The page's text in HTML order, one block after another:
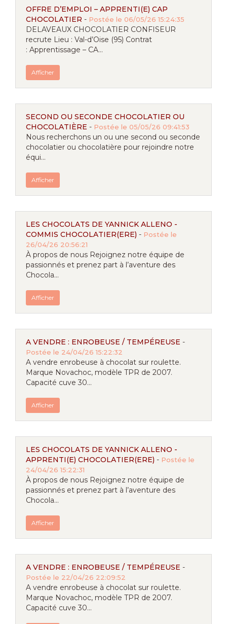
OFFRE D’EMPLOI – APPRENTI(E) CAP
CHOCOLATIER - Postée le 06/05/26 15:24:35
DELAVEAUX CHOCOLATIER CONFISEUR
recrute Lieu : Val-d’Oise (95) Contrat
: Apprentissage – CA...
Afficher
SECOND OU SECONDE CHOCOLATIER OU
CHOCOLATIÈRE - Postée le 05/05/26 09:41:53
Nous recherchons un ou une second ou seconde
chocolatier ou chocolatière pour rejoindre notre
équi...
Afficher
LES CHOCOLATS DE YANNICK ALLENO -
COMMIS CHOCOLATIER(ERE) - Postée le
26/04/26 20:56:21
À propos de nous Rejoignez notre équipe de
passionnés et prenez part à l’aventure des
Chocola...
Afficher
A VENDRE : ENROBEUSE / TEMPÉREUSE -
Postée le 24/04/26 15:22:32
A vendre enrobeuse à chocolat sur roulette.
Marque Novachoc, modèle TPR de 2007.
Capacité cuve 30...
Afficher
LES CHOCOLATS DE YANNICK ALLENO -
APPRENTI(E) CHOCOLATIER(ERE) - Postée le
24/04/26 15:22:31
À propos de nous Rejoignez notre équipe de
passionnés et prenez part à l’aventure des
Chocola...
Afficher
A VENDRE : ENROBEUSE / TEMPÉREUSE -
Postée le 22/04/26 22:09:52
A vendre enrobeuse à chocolat sur roulette.
Marque Novachoc, modèle TPR de 2007.
Capacité cuve 30...